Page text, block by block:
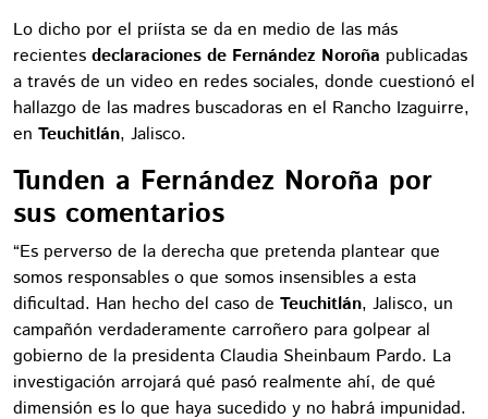
Lo dicho por el priísta se da en medio de las más
recientes declaraciones de Fernández Noroña publicadas
a través de un video en redes sociales, donde cuestionó el
hallazgo de las madres buscadoras en el Rancho Izaguirre,
en Teuchitlán, Jalisco.
Tunden a Fernández Noroña por
sus comentarios
“Es perverso de la derecha que pretenda plantear que
somos responsables o que somos insensibles a esta
dificultad. Han hecho del caso de Teuchitlán, Jalisco, un
campañón verdaderamente carroñero para golpear al
gobierno de la presidenta Claudia Sheinbaum Pardo. La
investigación arrojará qué pasó realmente ahí, de qué
dimensión es lo que haya sucedido y no habrá impunidad.